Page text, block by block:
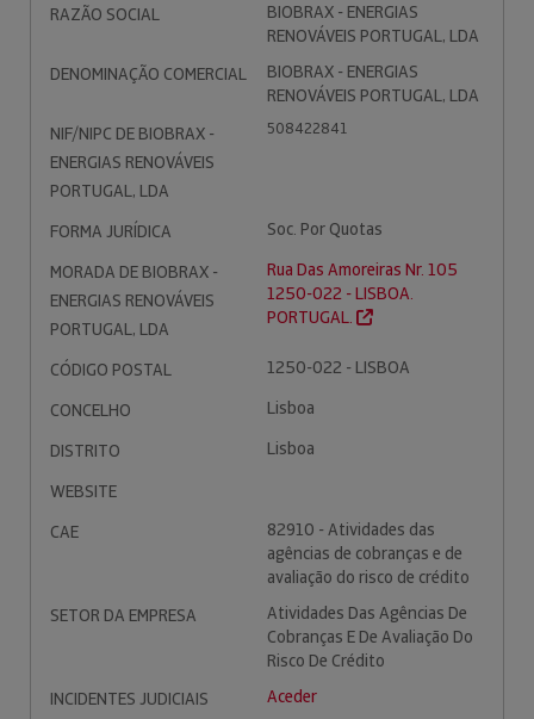
RAZÃO SOCIAL
BIOBRAX - ENERGIAS
RENOVÁVEIS PORTUGAL, LDA
DENOMINAÇÃO COMERCIAL
BIOBRAX - ENERGIAS
RENOVÁVEIS PORTUGAL, LDA
NIF/NIPC DE BIOBRAX -
ENERGIAS RENOVÁVEIS
PORTUGAL, LDA
508422841
FORMA JURÍDICA
Soc. Por Quotas
MORADA DE BIOBRAX -
ENERGIAS RENOVÁVEIS
PORTUGAL, LDA
Rua Das Amoreiras Nr. 105
1250-022 - LISBOA.
PORTUGAL.
CÓDIGO POSTAL
1250-022 - LISBOA
CONCELHO
Lisboa
DISTRITO
Lisboa
WEBSITE
CAE
82910 - Atividades das
agências de cobranças e de
avaliação do risco de crédito
SETOR DA EMPRESA
Atividades Das Agências De
Cobranças E De Avaliação Do
Risco De Crédito
INCIDENTES JUDICIAIS
Aceder